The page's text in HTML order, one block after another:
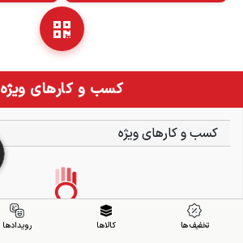
کسب و کارهای ویژه
کسب و کارهای ویژه
تخفیف ها کالاها رویدادها